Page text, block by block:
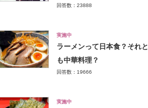
回答数：23888
実施中
ラーメンって日本食？それと
も中華料理？
回答数：19666
実施中